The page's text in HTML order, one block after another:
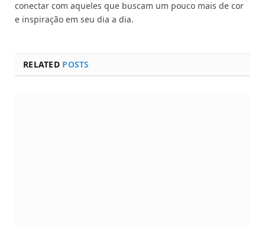
conectar com aqueles que buscam um pouco mais de cor
e inspiração em seu dia a dia.
RELATED POSTS